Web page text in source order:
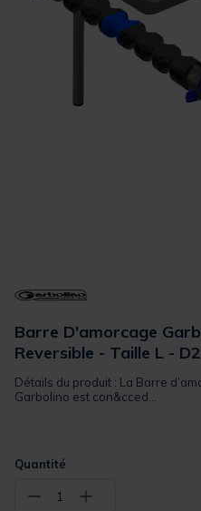
Barre D'amorcage
Reversible - Taille L -
Détails du produit : La Barre
Garbolino est con&cced...
Quantité
− 1 +